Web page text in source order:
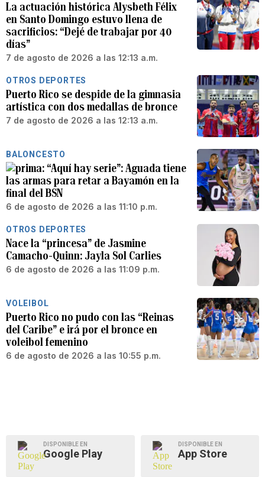
La actuación histórica Alysbeth Félix
en Santo Domingo estuvo llena de
sacrificios: “Dejé de trabajar por 40
días”
7 de agosto de 2026 a las 12:13 a.m.
OTROS DEPORTES
Puerto Rico se despide de la gimnasia
artística con dos medallas de bronce
7 de agosto de 2026 a las 12:13 a.m.
BALONCESTO
“Aquí hay serie”: Aguada tiene
las armas para retar a Bayamón en la
final del BSN
6 de agosto de 2026 a las 11:10 p.m.
OTROS DEPORTES
Nace la “princesa” de Jasmine
Camacho-Quinn: Jayla Sol Carlies
6 de agosto de 2026 a las 11:09 p.m.
VOLEIBOL
Puerto Rico no pudo con las “Reinas
del Caribe” e irá por el bronce en
voleibol femenino
6 de agosto de 2026 a las 10:55 p.m.
DISPONIBLE EN
Google Play
DISPONIBLE EN
App Store